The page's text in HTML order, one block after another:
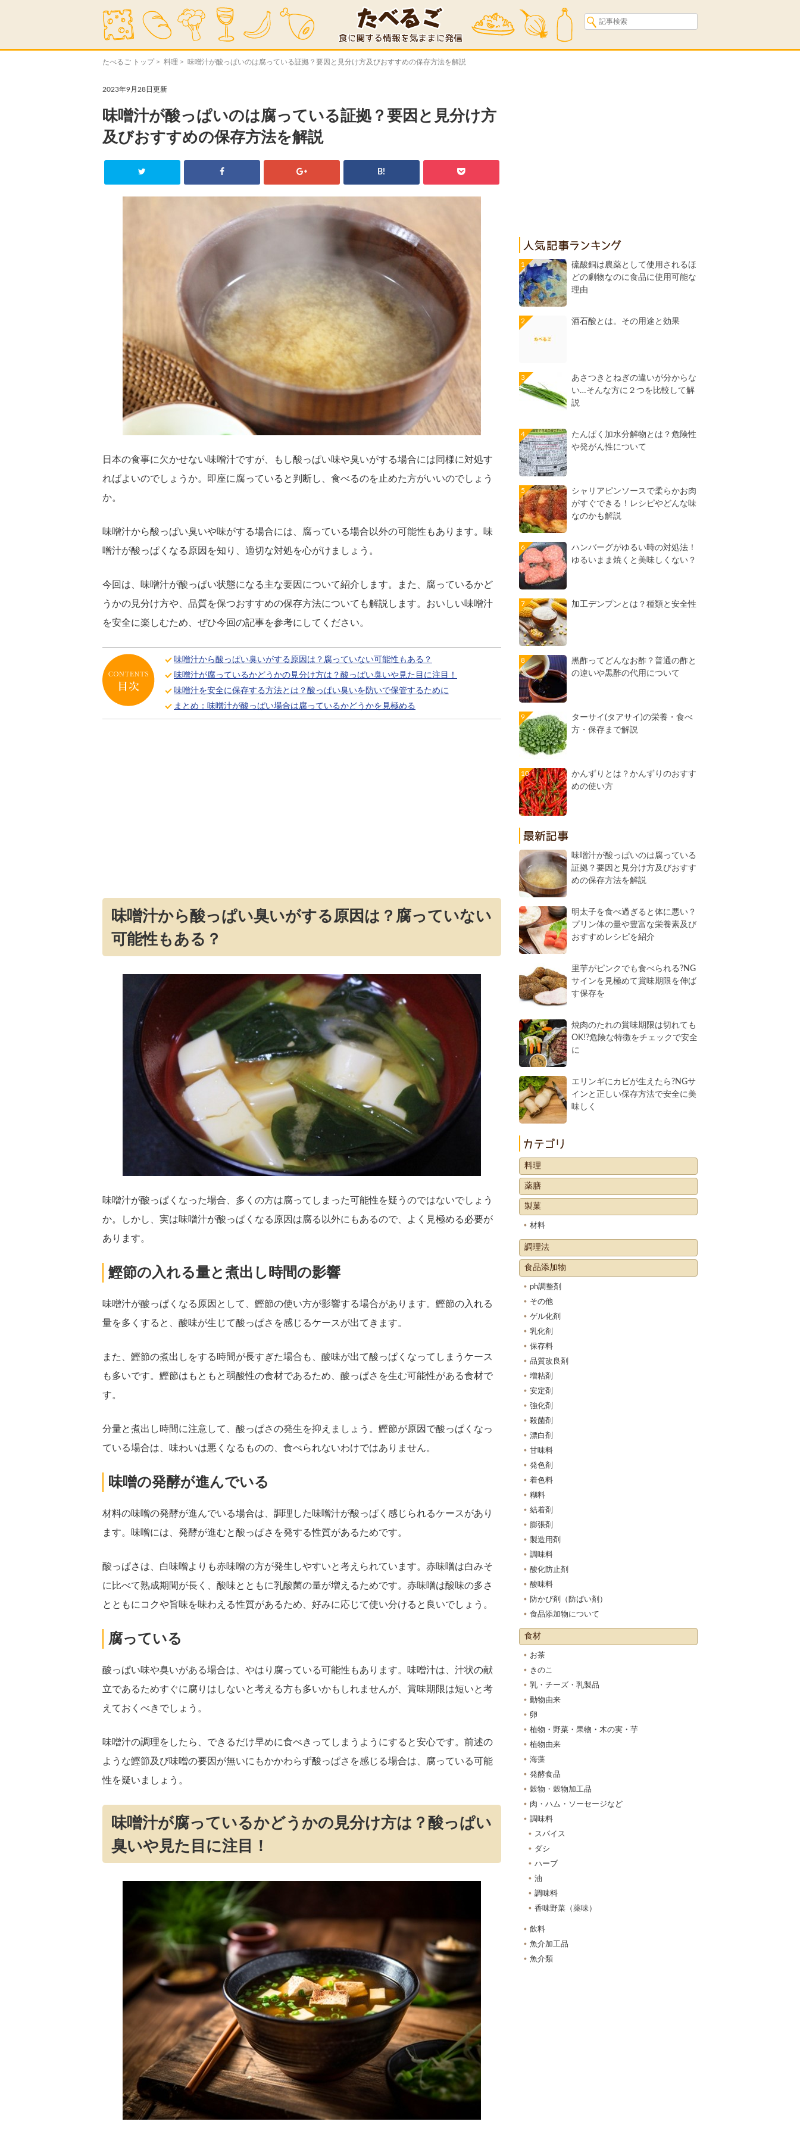
たべるご トップ> 料理 > 味噌汁が酸っぱいのは腐っている証拠？要因と見分け方及びおすすめの保存方法を解説
2023年9月28日更新
味噌汁が酸っぱいのは腐っている証拠？要因と見分け方
及びおすすめの保存方法を解説
B!
日本の食事に欠かせない味噌汁ですが、もし酸っぱい味や臭いがする場合には同様に対処す
ればよいのでしょうか。即座に腐っていると判断し、食べるのを止めた方がいいのでしょう
か。
味噌汁から酸っぱい臭いや味がする場合には、腐っている場合以外の可能性もあります。味
噌汁が酸っぱくなる原因を知り、適切な対処を心がけましょう。
今回は、味噌汁が酸っぱい状態になる主な要因について紹介します。また、腐っているかど
うかの見分け方や、品質を保つおすすめの保存方法についても解説します。おいしい味噌汁
を安全に楽しむため、ぜひ今回の記事を参考にしてください。
味噌汁から酸っぱい臭いがする原因は？腐っていない可能性もある？
味噌汁が腐っているかどうかの見分け方は？酸っぱい臭いや見た目に注目！
味噌汁を安全に保存する方法とは？酸っぱい臭いを防いで保管するために
まとめ：味噌汁が酸っぱい場合は腐っているかどうかを見極める
味噌汁から酸っぱい臭いがする原因は？腐っていない
可能性もある？
味噌汁が酸っぱくなった場合、多くの方は腐ってしまった可能性を疑うのではないでしょう
か。しかし、実は味噌汁が酸っぱくなる原因は腐る以外にもあるので、よく見極める必要が
あります。
鰹節の入れる量と煮出し時間の影響
味噌汁が酸っぱくなる原因として、鰹節の使い方が影響する場合があります。鰹節の入れる
量を多くすると、酸味が生じて酸っぱさを感じるケースが出てきます。
また、鰹節の煮出しをする時間が長すぎた場合も、酸味が出て酸っぱくなってしまうケース
も多いです。鰹節はもともと弱酸性の食材であるため、酸っぱさを生む可能性がある食材で
す。
分量と煮出し時間に注意して、酸っぱさの発生を抑えましょう。鰹節が原因で酸っぱくなっ
ている場合は、味わいは悪くなるものの、食べられないわけではありません。
味噌の発酵が進んでいる
材料の味噌の発酵が進んでいる場合は、調理した味噌汁が酸っぱく感じられるケースがあり
ます。味噌には、発酵が進むと酸っぱさを発する性質があるためです。
酸っぱさは、白味噌よりも赤味噌の方が発生しやすいと考えられています。赤味噌は白みそ
に比べて熟成期間が長く、酸味とともに乳酸菌の量が増えるためです。赤味噌は酸味の多さ
とともにコクや旨味を味わえる性質があるため、好みに応じて使い分けると良いでしょう。
腐っている
酸っぱい味や臭いがある場合は、やはり腐っている可能性もあります。味噌汁は、汁状の献
立であるためすぐに腐りはしないと考える方も多いかもしれませんが、賞味期限は短いと考
えておくべきでしょう。
味噌汁の調理をしたら、できるだけ早めに食べきってしまうようにすると安心です。前述の
ような鰹節及び味噌の要因が無いにもかかわらず酸っぱさを感じる場合は、腐っている可能
性を疑いましょう。
味噌汁が腐っているかどうかの見分け方は？酸っぱい
臭いや見た目に注目！
硫酸銅は農薬として使用されるほ
どの劇物なのに食品に使用可能な
理由
酒石酸とは。その用途と効果
あさつきとねぎの違いが分からな
い…そんな方に２つを比較して解
説
たんぱく加水分解物とは？危険性
や発がん性について
シャリアピンソースで柔らかお肉
がすぐできる！レシピやどんな味
なのかも解説
ハンバーグがゆるい時の対処法！
ゆるいまま焼くと美味しくない？
加工デンプンとは？種類と安全性
黒酢ってどんなお酢？普通の酢と
の違いや黒酢の代用について
ターサイ(タアサイ)の栄養・食べ
方・保存まで解説
かんずりとは？かんずりのおすす
めの使い方
味噌汁が酸っぱいのは腐っている
証拠？要因と見分け方及びおすす
めの保存方法を解説
明太子を食べ過ぎると体に悪い？
プリン体の量や豊富な栄養素及び
おすすめレシピを紹介
里芋がピンクでも食べられる?NG
サインを見極めて賞味期限を伸ば
す保存を
焼肉のたれの賞味期限は切れても
OK!?危険な特徴をチェックで安全
に
エリンギにカビが生えたら?NGサ
インと正しい保存方法で安全に美
味しく
料理
薬膳
製菓
材料
調理法
食品添加物
ph調整剤
その他
ゲル化剤
乳化剤
保存料
品質改良剤
増粘剤
安定剤
強化剤
殺菌剤
漂白剤
甘味料
発色剤
着色料
糊料
結着剤
膨張剤
製造用剤
調味料
酸化防止剤
酸味料
防かび剤（防ばい剤）
食品添加物について
食材
お茶
きのこ
乳・チーズ・乳製品
動物由来
卵
植物・野菜・果物・木の実・芋
植物由来
海藻
発酵食品
穀物・穀物加工品
肉・ハム・ソーセージなど
調味料
スパイス
ダシ
ハーブ
油
調味料
香味野菜（薬味）
飲料
魚介加工品
魚介類